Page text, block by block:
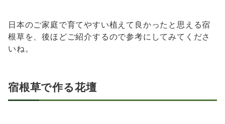
日本のご家庭で育てやすい植えて良かったと思える宿
根草を、後ほどご紹介するので参考にしてみてくださ
いね。
宿根草で作る花壇